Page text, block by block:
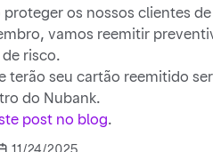
os nossos clientes
vamos reemitir
risco.
terão seu cartão reemitido
do Nubank.
post no blog.